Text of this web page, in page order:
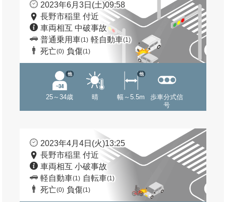
2023年6月3日(土)09:58
長野市稲里 付近
車両相互 中破事故
普通乗用車(1) 軽自動車(1)
死亡(0) 負傷(1)
25～34歳
他
晴 幅～5.5m
他
歩車分式信
号
2023年4月4日(火)13:25
長野市稲里 付近
車両相互 小破事故
軽自動車(1) 自転車(1)
死亡(0) 負傷(1)